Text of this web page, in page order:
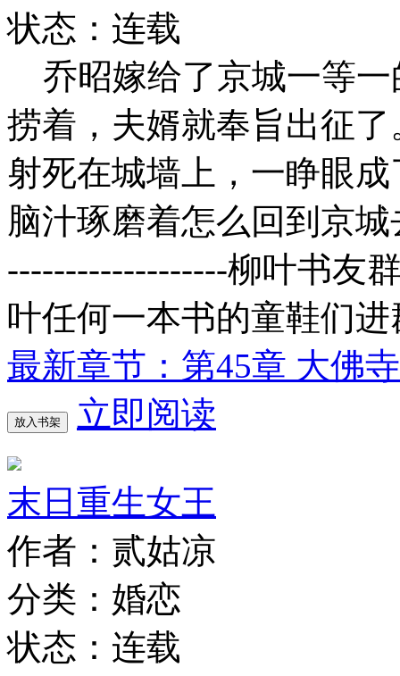
状态：连载
乔昭嫁给了京城一等一
捞着，夫婿就奉旨出征
射死在城墙上，一睁眼
脑汁琢磨着怎么回到京
-------------------柳叶书友
叶任何一本书的童鞋们
最新章节：第45章 大佛寺
放入书架 立即阅读
末日重生女王
作者：贰姑凉
分类：婚恋
状态：连载